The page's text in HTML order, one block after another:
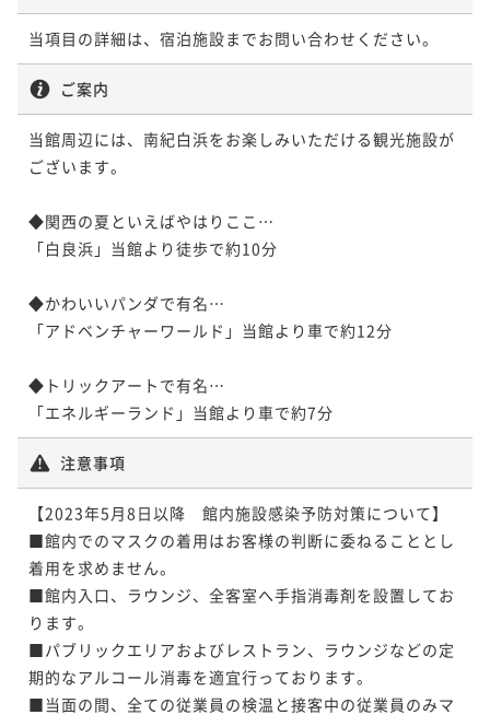
当項目の詳細は、宿泊施設までお問い合わせください。
ご案内
当館周辺には、南紀白浜をお楽しみいただける観光施設が
ございます。
◆関西の夏といえばやはりここ…
「白良浜」当館より徒歩で約10分
◆かわいいパンダで有名…
「アドベンチャーワールド」当館より車で約12分
◆トリックアートで有名…
注意事項
【2023年5月8日以降　館内施設感染予防対策について】
■館内でのマスクの着用はお客様の判断に委ねることとし
着用を求めません。
■館内入口、ラウンジ、全客室へ手指消毒剤を設置してお
ります。
■パブリックエリアおよびレストラン、ラウンジなどの定
期的なアルコール消毒を適宜行っております。
■当面の間、全ての従業員の検温と接客中の従業員のみマ